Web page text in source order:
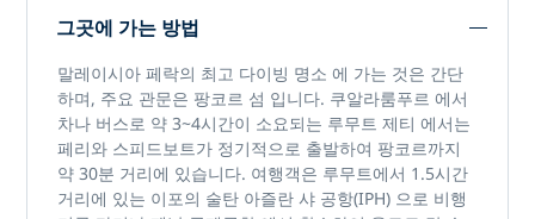
그곳에 가는 방법
말레이시아 페락의 최고 다이빙 명소 에 가는 것은 간단
하며, 주요 관문은 팡코르 섬 입니다. 쿠알라룸푸르 에서
차나 버스로 약 3~4시간이 소요되는 루무트 제티 에서는
페리와 스피드보트가 정기적으로 출발하여 팡코르까지
약 30분 거리에 있습니다. 여행객은 루무트에서 1.5시간
거리에 있는 이포의 술탄 아즐란 샤 공항(IPH) 으로 비행